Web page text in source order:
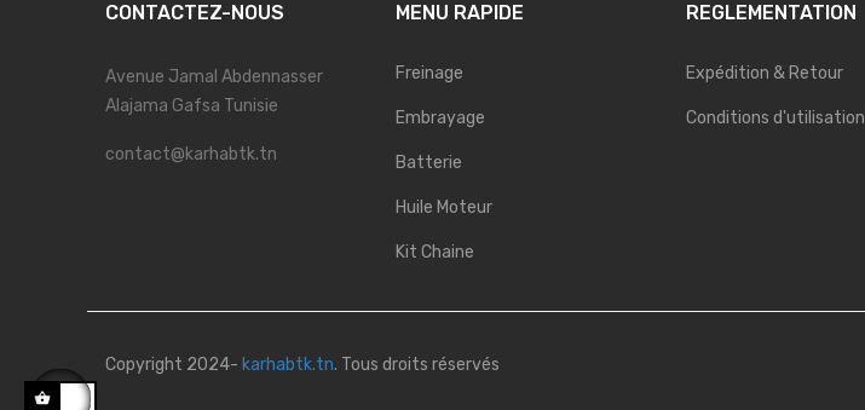
CONTACTEZ-NOUS
Avenue Jamal Abdennasser
Alajama Gafsa Tunisie
contact@karhabtk.tn
MENU RAPIDE
Freinage
Embrayage
Batterie
Huile Moteur
Kit Chaine
REGLEMENTATION
Expédition & Retour
Conditions d'utilisation
Copyright 2024- karhabtk.tn. Tous droits réservés